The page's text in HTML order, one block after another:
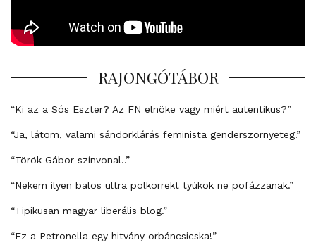
RAJONGÓTÁBOR
“Ki az a Sós Eszter? Az FN elnöke vagy miért autentikus?”
“Ja, látom, valami sándorklárás feminista genderszörnyeteg.”
“Török Gábor színvonal..”
“Nekem ilyen balos ultra polkorrekt tyúkok ne pofázzanak.”
“Tipikusan magyar liberális blog.”
“Ez a Petronella egy hitvány orbáncsicska!”